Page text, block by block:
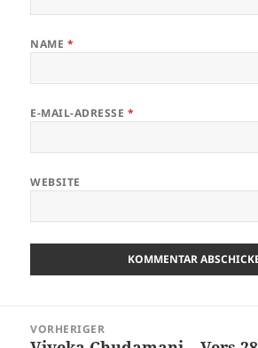
NAME *
E-MAIL-ADRESSE *
WEBSITE
VORHERIGER